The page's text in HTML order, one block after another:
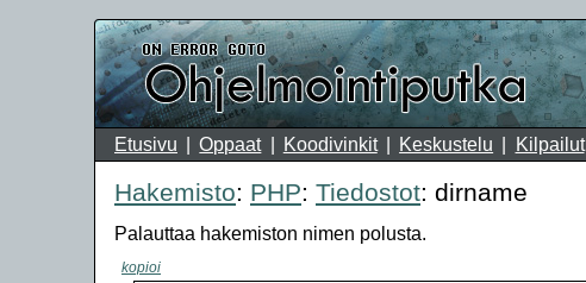
Etusivu Oppaat Koodivinkit Keskustelu Kilpailut
Hakemisto: PHP: Tiedostot: dirname
Palauttaa hakemiston nimen polusta.
kopioi